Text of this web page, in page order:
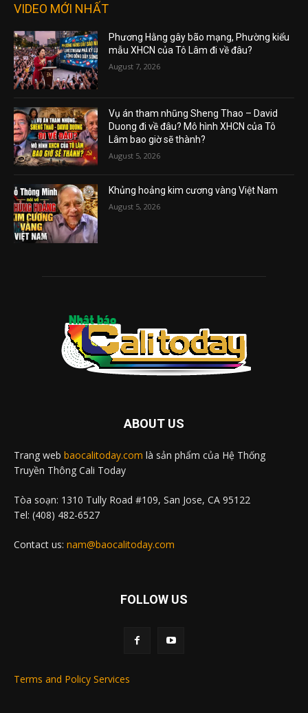
VIDEO MỚI NHẤT
Phương Hằng gây bão mạng, Phường kiểu
mẫu XHCN của Tô Lâm đi về đâu?
August 7, 2026
Vụ án tham nhũng Sheng Thao – David
Duong đi về đâu? Mô hình XHCN của Tô
Lâm bao giờ sẽ thành?
August 5, 2026
Khủng hoảng kim cương vàng Việt Nam
August 5, 2026
ABOUT US
Trang web baocalitoday.com là sản phẩm của Hệ Thống
Truyền Thông Cali Today
Tòa soạn: 1310 Tully Road #109, San Jose, CA 95122
Tel: (408) 482-6527
Contact us: nam@baocalitoday.com
FOLLOW US
Terms and Policy Services